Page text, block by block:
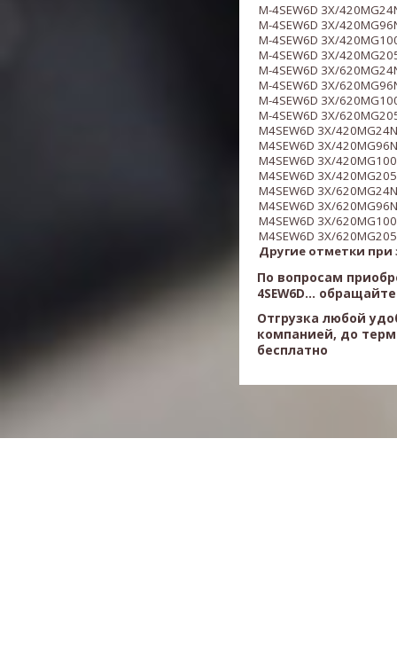
M-4SEW6D 3X/
M-4SEW6D 3X/
M-4SEW6D 3X/
M-4SEW6D 3X/
M-4SEW6D 3X/
M-4SEW6D 3X/
M-4SEW6D 3X/
M-4SEW6D 3X/
M4SEW6D 3X/
M4SEW6D 3X/
M4SEW6D 3X/
M4SEW6D 3X/
M4SEW6D 3X/
M4SEW6D 3X/
M4SEW6D 3X/
M4SEW6D 3X/
Другие отметки при
По вопросам
4SEW6D...
Отгрузка любой
компанией, до
бесплатно